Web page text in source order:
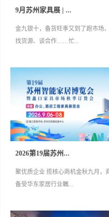
9月苏州家具展 | ...
金九银十，备货旺季又到了跑市场、
找货源、谈合作……忙...
2026第19届苏州...
聚优质企业 揽核心商机金秋九月，
备受华东家居行业瞩...